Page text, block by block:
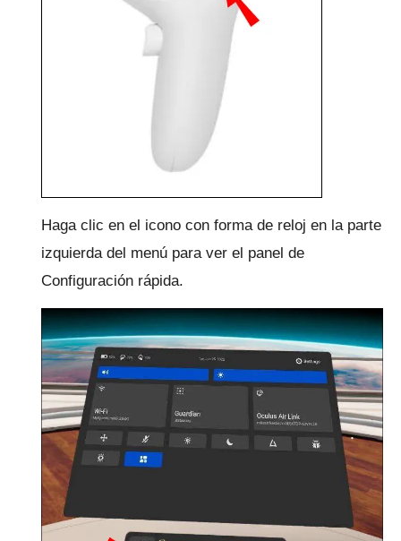
Haga clic en el icono con forma de reloj en la parte
izquierda del menú para ver el panel de
Configuración rápida.